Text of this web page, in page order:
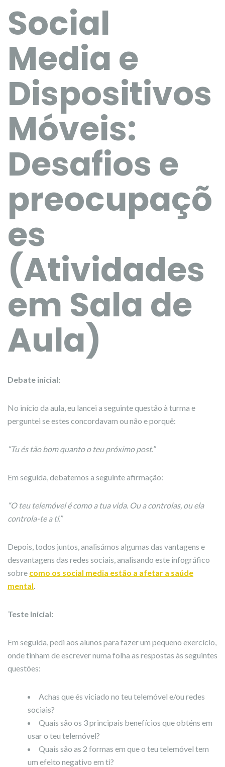
Social
Media e
Dispositivos
Móveis:
Desafios e
preocupaçõ
es
(Atividades
em Sala de
Aula)
Debate inicial:
No início da aula, eu lancei a seguinte questão à turma e
perguntei se estes concordavam ou não e porquê:
“Tu és tão bom quanto o teu próximo post.”
Em seguida, debatemos a seguinte afirmação:
“O teu telemóvel é como a tua vida. Ou a controlas, ou ela
controla-te a ti.”
Depois, todos juntos, analisámos algumas das vantagens e
desvantagens das redes sociais, analisando este infográfico
sobre como os social media estão a afetar a saúde
mental.
Teste Inicial:
Em seguida, pedi aos alunos para fazer um pequeno exercício,
onde tinham de escrever numa folha as respostas às seguintes
questões:
Achas que és viciado no teu telemóvel e/ou redes
sociais?
Quais são os 3 principais benefícios que obténs em
usar o teu telemóvel?
Quais são as 2 formas em que o teu telemóvel tem
um efeito negativo em ti?